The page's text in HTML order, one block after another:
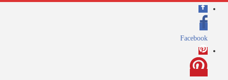
Facebook